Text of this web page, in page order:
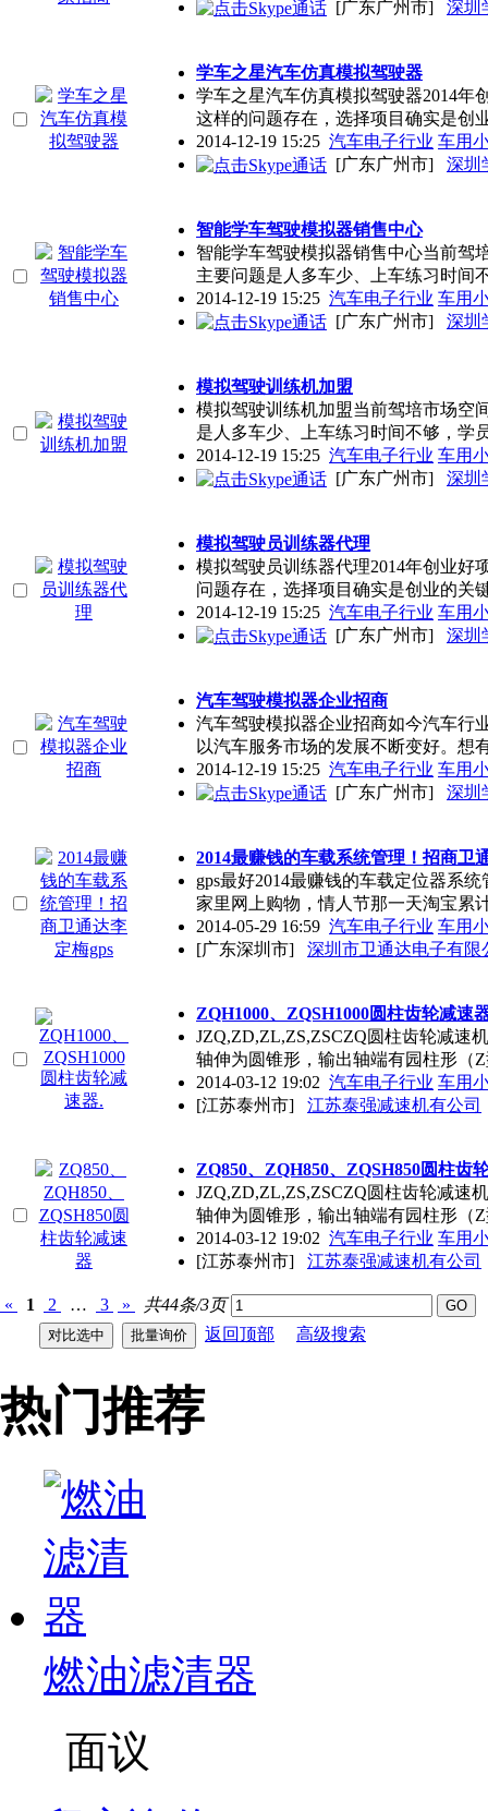
[广东广州市] 深圳
学车之星汽车仿真模拟驾驶器
学车之星汽车仿真模拟驾驶器2014年
这样的问题存在，选择项目确实是创
2014-12-19 15:25 汽车电子行业 车用
[广东广州市]
深圳
智能学车驾驶模拟器销售中心
智能学车驾驶模拟器销售中心当前驾
主要问题是人多车少、上车练习时间
2014-12-19 15:25 汽车电子行业 车用
[广东广州市]
深圳
模拟驾驶训练机加盟
模拟驾驶训练机加盟当前驾培市场空
是人多车少、上车练习时间不够，学
2014-12-19 15:25 汽车电子行业 车用
[广东广州市]
深圳
模拟驾驶员训练器代理
模拟驾驶员训练器代理2014年创业好
问题存在，选择项目确实是创业的关
2014-12-19 15:25 汽车电子行业 车用
[广东广州市]
深圳
汽车驾驶模拟器企业招商
汽车驾驶模拟器企业招商如今汽车行
以汽车服务市场的发展不断变好。想
2014-12-19 15:25 汽车电子行业 车用
[广东广州市]
深圳
2014最赚钱的车载系统管理！招商卫
gps最好2014最赚钱的车载定位器系
家里网上购物，情人节那一天淘宝累
2014-05-29 16:59 汽车电子行业 车用
[广东深圳市]
深圳市卫通达电子有限
ZQH1000、ZQSH1000圆柱齿轮减速
JZQ,ZD,ZL,ZS,ZSCZQ圆柱齿轮减速
轴伸为圆锥形，输出轴端有园柱形（
2014-03-12 19:02 汽车电子行业 车用
[江苏泰州市]
江苏泰强减速机有公司
ZQ850、ZQH850、ZQSH850圆柱齿
JZQ,ZD,ZL,ZS,ZSCZQ圆柱齿轮减速
轴伸为圆锥形，输出轴端有园柱形（
2014-03-12 19:02 汽车电子行业 车用
[江苏泰州市]
江苏泰强减速机有公司
« 1 2 … 3 »
共44条/3页
返回顶部
高级搜索
热门推荐
燃油滤清器
面议